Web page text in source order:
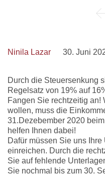
Ninila Lazar 30. Juni
Durch die Steuersenkung
Regelsatz von 19% auf
Fangen Sie rechtzeitig an!
wollen, muss die
31.Dezebember 2020
helfen Ihnen dabei!
Dafür müssen Sie uns
einreichen. Durch die
Sie auf fehlende
Sie nochmal bis zum 30.